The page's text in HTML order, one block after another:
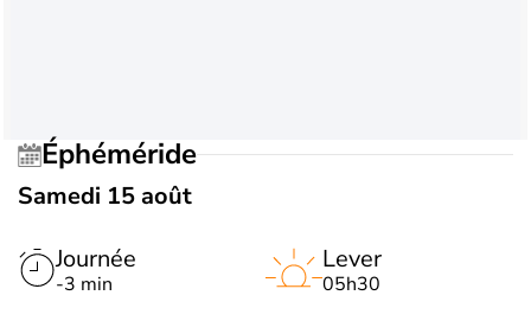
Éphéméride
Samedi 15 août
Journée
-3 min
Lever
05h30